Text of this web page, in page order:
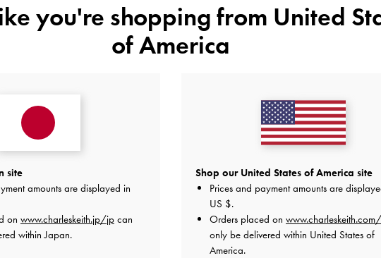
メタリックアクセントプラットフ
ァー-ダークブラウンテクスチャ
Arya アリア ブレイドストラップダブルハン
トートバッグ-クリーム
you're shopping from United
of America
site
amounts are displayed in
on www.charleskeith.jp/jp can
within Japan.
Shop our United States of America site
Prices and payment amounts are
US $.
Orders placed on
only be delivered within United States of
America.